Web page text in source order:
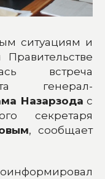
ситуациям и
встреча
генерал-
Назарзода с
секретаря
, сообщает